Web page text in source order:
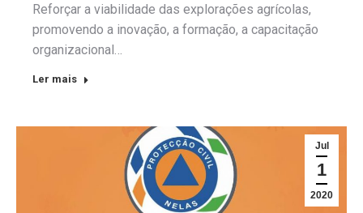
Reforçar a viabilidade das explorações agrícolas,
promovendo a inovação, a formação, a capacitação
organizacional…
Ler mais
Jul
1
2020